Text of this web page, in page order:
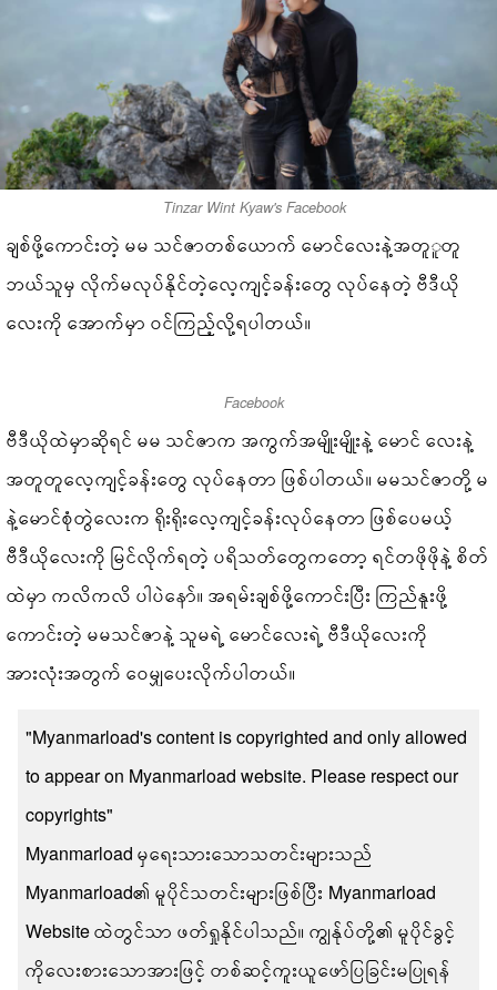
Tinzar Wint Kyaw's Facebook
ချစ်ဖို့ကောင်းတဲ့ မမ သင်ဇာတစ်ယောက် မောင်လေးနဲ့အတူူတူ
ဘယ်သူမှ လိုက်မလုပ်နိုင်တဲ့လေ့ကျင့်ခန်းတွေ လုပ်နေတဲ့ ဗီဒီယို
လေးကို အောက်မှာ ဝင်ကြည့်လို့ရပါတယ်။
Facebook
ဗီဒီယိုထဲမှာဆိုရင် မမ သင်ဇာက အကွက်အမျိုးမျိုးနဲ့ မောင် လေးနဲ့
အတူတူလေ့ကျင့်ခန်းတွေ လုပ်နေတာ ဖြစ်ပါတယ်။ မမသင်ဇာတို့ မ
နဲ့မောင်စုံတွဲလေးက ရိုးရိုးလေ့ကျင့်ခန်းလုပ်နေတာ ဖြစ်ပေမယ့်
ဗီဒီယိုလေးကို မြင်လိုက်ရတဲ့ ပရိသတ်တွေကတော့ ရင်တဖိုဖိုနဲ့ စိတ်
ထဲမှာ ကလိကလိ ပါပဲနော်။ အရမ်းချစ်ဖို့ကောင်းပြီး ကြည်နူးဖို့
ကောင်းတဲ့ မမသင်ဇာနဲ့ သူမရဲ့ မောင်လေးရဲ့ ဗီဒီယိုလေးကို
အားလုံးအတွက် ဝေမျှပေးလိုက်ပါတယ်။
"Myanmarload's content is copyrighted and only allowed
to appear on Myanmarload website. Please respect our
copyrights"
Myanmarload မှရေးသားသောသတင်းများသည်
Myanmarload၏ မူပိုင်သတင်းများဖြစ်ပြီး Myanmarload
Website ထဲတွင်သာ ဖတ်ရှုနိုင်ပါသည်။ ကျွန်ုပ်တို့၏ မူပိုင်ခွင့်
ကိုလေးစားသောအားဖြင့် တစ်ဆင့်ကူးယူဖော်ပြခြင်းမပြုရန်